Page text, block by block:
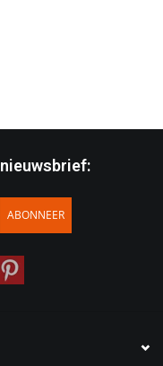
ABONNEER